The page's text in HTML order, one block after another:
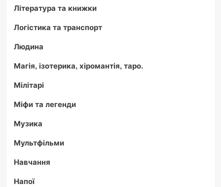
Література та книжки
Логістика та транспорт
Людина
Магія, ізотерика, хіромантія, таро.
Мілітарі
Міфи та легенди
Музика
Мультфільми
Навчання
Напої